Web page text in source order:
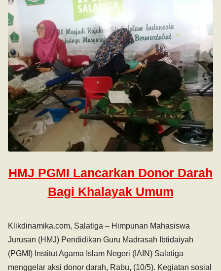
HMJ PGMI Lancarkan Donor Darah
Bagi Khalayak Umum
Klikdinamika.com, Salatiga – Himpunan Mahasiswa
Jurusan (HMJ) Pendidikan Guru Madrasah Ibtidaiyah
(PGMI) Institut Agama Islam Negeri (IAIN) Salatiga
menggelar aksi donor darah, Rabu, (10/5). Kegiatan sosial